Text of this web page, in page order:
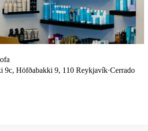
9c, Höfðabakki 9, 110 Reykjavík·Cerrado